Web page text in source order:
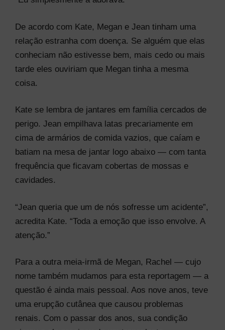
De acordo com Kate, Megan e Jean tinham uma
relação estranha com doença. Se alguém que elas
conheciam não estivesse bem, mais cedo ou mais
tarde eles ouviriam que Megan tinha a mesma
coisa.
Kate se lembra de jantares em família cercados de
perigo. Jean empilhava latas precariamente em
cima de armários de comida vazios, que caíam e
batiam na mesa de jantar logo abaixo — com tanta
frequência que ficavam cobertas de mossas e
cavidades.
“Jean queria que um de nós sofresse um acidente”,
acredita Kate. “Toda a emoção que isso envolve. A
atenção.”
Para a outra meia-irmã de Megan, Rachel — cujo
nome também mudamos para esta reportagem — a
questão é ainda mais pessoal. Aos nove anos, teve
uma erupção cutânea que causou problemas
renais. Com o passar dos anos, sua condição